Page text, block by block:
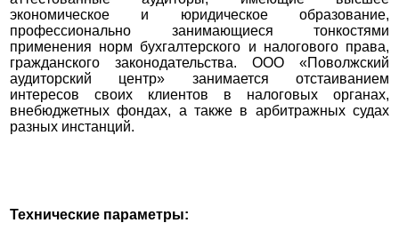
экономическое и юридическое образование,
профессионально занимающиеся тонкостями
применения норм бухгалтерского и налогового права,
гражданского законодательства. ООО «Поволжский
аудиторский центр» занимается отстаиванием
интересов своих клиентов в налоговых органах,
внебюджетных фондах, а также в арбитражных судах
разных инстанций.
Технические параметры: